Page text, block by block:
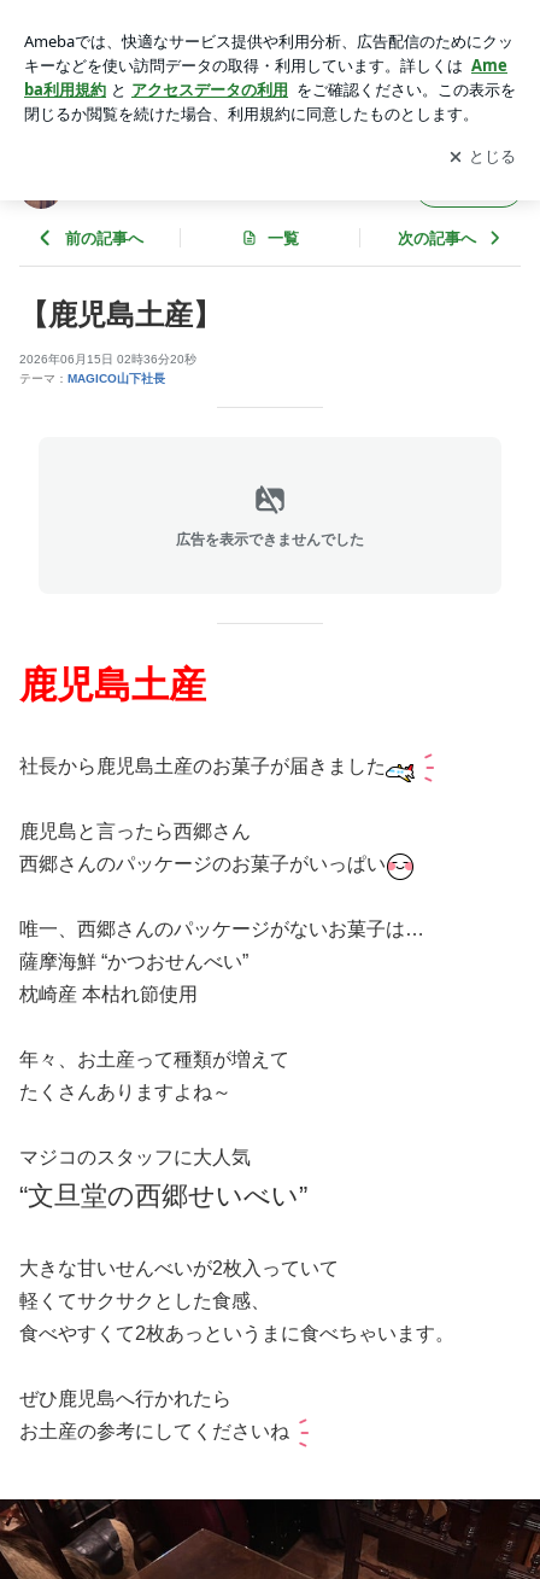
アプリをダウンロードして ブログの更新通知
を受け取りまし
ょう。
開く
前の記事へ 一覧 次の記事へ
【鹿児島土産】
2026年06月15日 02時36分20秒
テーマ： MAGICO山下社長
広告を表示できませんでした
鹿児島土産
社長から鹿児島土産のお菓子が届きました
鹿児島と言ったら西郷さん
西郷さんのパッケージのお菓子がいっぱい
唯一、西郷さんのパッケージがないお菓子は…
薩摩海鮮 “かつおせんべい”
枕崎産 本枯れ節使用
年々、お土産って種類が増えて
たくさんありますよね～
マジコのスタッフに大人気
“文旦堂の西郷せいべい”
大きな甘いせんべいが2枚入っていて
軽くてサクサクとした食感、
食べやすくて2枚あっというまに食べちゃいます。
ぜひ鹿児島へ行かれたら
お土産の参考にしてくださいね